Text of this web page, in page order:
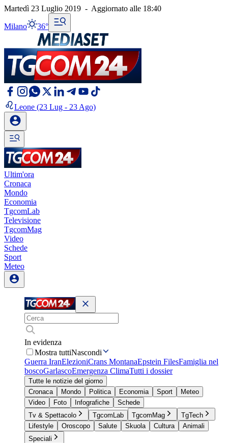
Martedì 23 Luglio 2019 - Aggiornato alle 18:40
Milano 36°
Leone (23 Lug - 23 Ago)
Ultim'ora
Cronaca
Mondo
Economia
TgcomLab
Televisione
TgcomMag
Video
Schede
Sport
Meteo
In evidenza
Mostra tuttiNascondi
Guerra IranElezioniCrans MontanaEpstein FilesFamiglia nel
boscoGarlascoEmergenza ClimaTutti i dossier
Tutte le notizie del giorno
Cronaca
Mondo Politica Economia Sport
Meteo
Video
Foto Infografiche
Schede
Tv & Spettacolo
TgcomLab TgcomMag
TgTech
Lifestyle
Oroscopo Salute Skuola Cultura
Animali
Speciali